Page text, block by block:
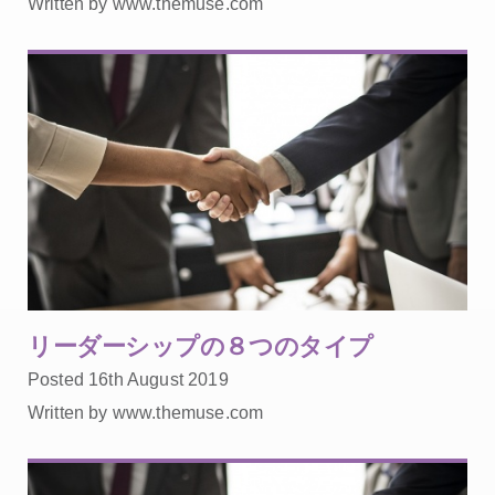
Written by www.themuse.com
リーダーシップの８つのタイプ
Posted 16th August 2019
Written by www.themuse.com